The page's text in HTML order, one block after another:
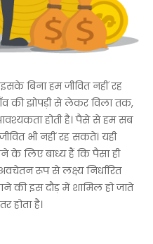
बिना हम जीवित नहीं रह
की झोपड़ी से लेकर विला तक,
होती है। पैसे से हम सब
भी नहीं रह सकते। यही
के लिए बाध्य हैं कि पैसा ही
रूप से लक्ष्य निर्धारित
की इस दौड़ में शामिल हो जाते
होता है।